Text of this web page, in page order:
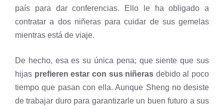
país para dar conferencias. Ello le ha obligado a
contratar a dos niñeras para cuidar de sus gemelas
mientras está de viaje.
De hecho, esa es su única pena; que siente que sus
hijas prefieren estar con sus niñeras debido al poco
tiempo que pasan con ella. Aunque Sheng no desiste
de trabajar duro para garantizarle un buen futuro a sus